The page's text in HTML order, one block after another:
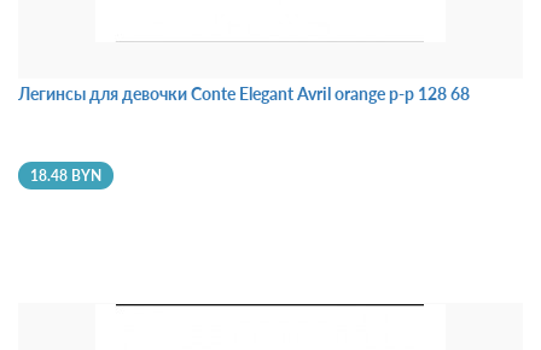
Легинсы для девочки Conte Elegant Avril orange р-р 128 68
18.48 BYN